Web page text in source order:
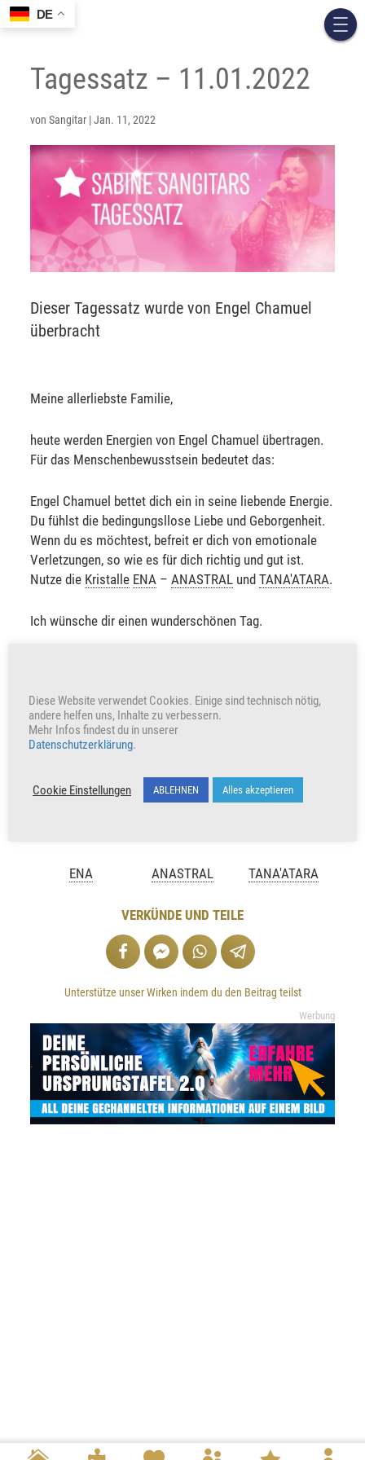
Tagessatz – 11.01.2022
vonSangitar |Jan. 11, 2022
Dieser Tagessatz wurde von Engel Chamuel
überbracht
Meine allerliebste Familie,
heute werden Energien von Engel Chamuel übertragen.
Für das Menschenbewusstsein bedeutet das:
Engel Chamuel bettet dich ein in seine liebende Energie.
Du fühlst die bedingungsllose Liebe und Geborgenheit.
Wenn du es möchtest, befreit er dich von emotionale
Verletzungen, so wie es für dich richtig und gut ist.
Nutze die Kristalle ENA –ANASTRAL undTANA'ATARA.
Ich wünsche dir einen wunderschönen Tag.
+220 Herzen freuen auch uns
ENA ANASTRAL TANA'ATARA
VERKÜNDE UND TEILE
Unterstütze unser Wirken indem du den Beitrag teilst
Werbung
Diese Website verwendet Cookies. Einige sind technisch nötig,
andere helfen uns, Inhalte zu verbessern.
Mehr Infos findest du in unserer
Datenschutzerklärung.
Cookie Einstellungen ABLEHNEN Alles akzeptieren
DE